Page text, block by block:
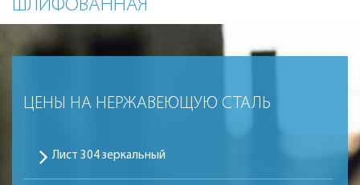
ШЛИФОВАННАЯ
ЦЕНЫ НА НЕРЖАВЕЮЩУЮ СТАЛЬ
Лист 304 зеркальный